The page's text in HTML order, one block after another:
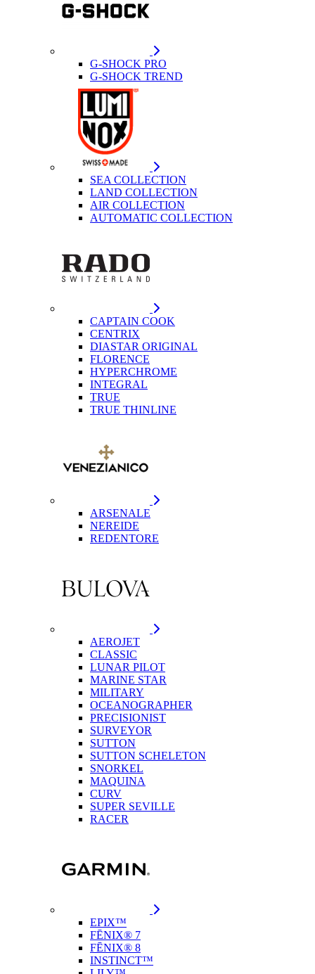
G-SHOCK PRO
G-SHOCK TREND
SEA COLLECTION
LAND COLLECTION
AIR COLLECTION
AUTOMATIC COLLECTION
CAPTAIN COOK
CENTRIX
DIASTAR ORIGINAL
FLORENCE
HYPERCHROME
INTEGRAL
TRUE
TRUE THINLINE
ARSENALE
NEREIDE
REDENTORE
AEROJET
CLASSIC
LUNAR PILOT
MARINE STAR
MILITARY
OCEANOGRAPHER
PRECISIONIST
SURVEYOR
SUTTON
SUTTON SCHELETON
SNORKEL
MAQUINA
CURV
SUPER SEVILLE
RACER
EPIX™
FĒNIX® 7
FĒNIX® 8
INSTINCT™